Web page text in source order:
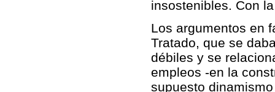
insostenibles. Con
Los argumentos en
Tratado, que se
débiles y se
empleos -en la
supuesto